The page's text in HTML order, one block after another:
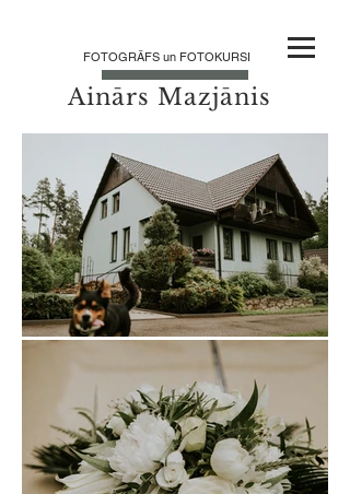
FOTOGRĀFS un FOTOKURSI
Ainārs Mazjānis